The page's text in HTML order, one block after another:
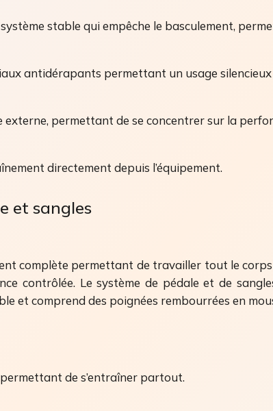
stable qui empêche le basculement,
antidérapants permettant un usage silencieux
permettant de se concentrer sur la
directement depuis l’équipement.
et sangles
complète permettant de travailler tout le
contrôlée. Le système de pédale et de
et comprend des poignées rembourrées en
de s’entraîner partout.